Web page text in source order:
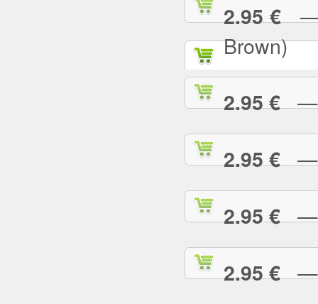
2.95 €—
Brown)
2.95 €—
2.95 €—
2.95 €—
2.95 €—